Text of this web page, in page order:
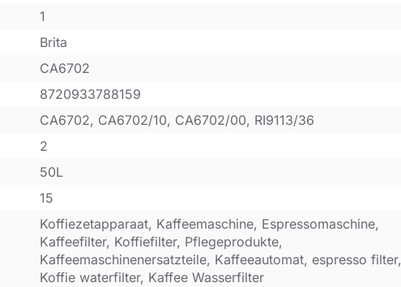
1
Brita
CA6702
8720933788159
CA6702, CA6702/10, CA6702/00, RI9113/36
2
50L
15
Koffiezetapparaat, Kaffeemaschine, Espressomaschine,
Kaffeefilter, Koffiefilter, Pflegeprodukte,
Kaffeemaschinenersatzteile, Kaffeeautomat, espresso filter,
Koffie waterfilter, Kaffee Wasserfilter